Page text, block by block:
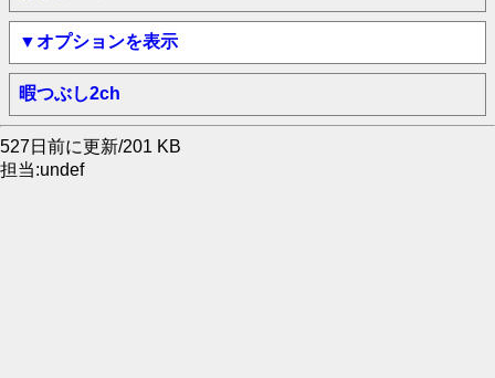
▼オプションを表示
暇つぶし2ch
527日前に更新/201 KB
担当:undef